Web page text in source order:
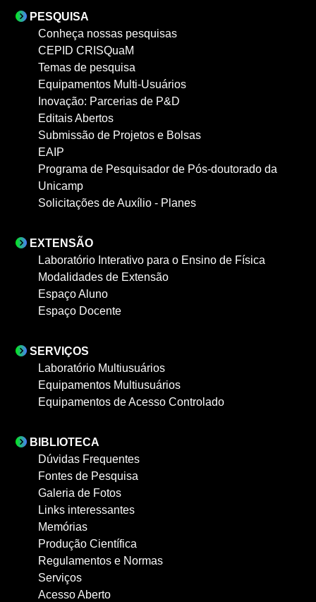
PESQUISA
Conheça nossas pesquisas
CEPID CRISQuaM
Temas de pesquisa
Equipamentos Multi-Usuários
Inovação: Parcerias de P&D
Editais Abertos
Submissão de Projetos e Bolsas
EAIP
Programa de Pesquisador de Pós-doutorado da
Unicamp
Solicitações de Auxílio - Planes
EXTENSÃO
Laboratório Interativo para o Ensino de Física
Modalidades de Extensão
Espaço Aluno
Espaço Docente
SERVIÇOS
Laboratório Multiusuários
Equipamentos Multiusuários
Equipamentos de Acesso Controlado
BIBLIOTECA
Dúvidas Frequentes
Fontes de Pesquisa
Galeria de Fotos
Links interessantes
Memórias
Produção Científica
Regulamentos e Normas
Serviços
Acesso Aberto